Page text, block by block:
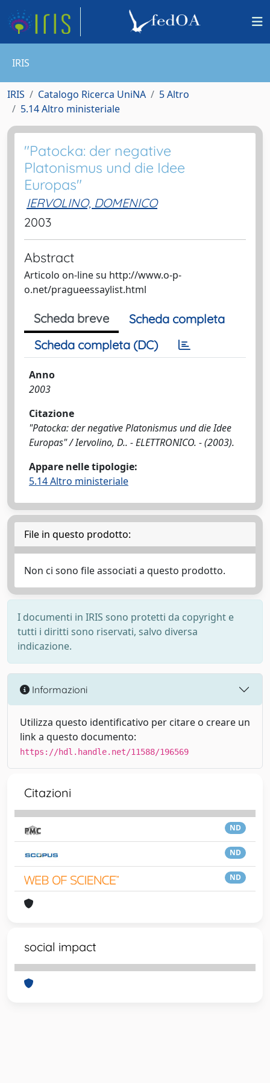
IRIS
IRIS Catalogo Ricerca UniNA
5 Altro
5.14 Altro ministeriale
"Patocka: der negative
Platonismus und die Idee
Europas"
IERVOLINO, DOMENICO
2003
Abstract
Articolo on-line su http://www.o-p-
o.net/pragueessaylist.html
Scheda breve
Scheda completa
Scheda completa (DC)
Anno
2003
Citazione
"Patocka: der negative Platonismus und die Idee
Europas" / Iervolino, D.. - ELETTRONICO. - (2003).
Appare nelle tipologie:
5.14 Altro ministeriale
File in questo prodotto:
Non ci sono file associati a questo prodotto.
I documenti in IRIS sono protetti da copyright e
tutti i diritti sono riservati, salvo diversa
indicazione.
Informazioni
Utilizza questo identificativo per citare o creare un
link a questo documento:
https://hdl.handle.net/11588/196569
Citazioni
ND
ND
ND
social impact